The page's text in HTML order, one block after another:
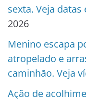
sexta. Veja datas
2026
Menino escapa
atropelado e
caminhão. Veja
Ação de